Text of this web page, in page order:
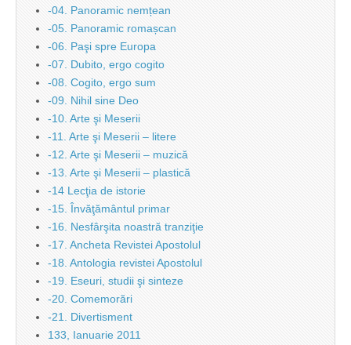
-04. Panoramic nemțean
-05. Panoramic romașcan
-06. Paşi spre Europa
-07. Dubito, ergo cogito
-08. Cogito, ergo sum
-09. Nihil sine Deo
-10. Arte şi Meserii
-11. Arte şi Meserii – litere
-12. Arte şi Meserii – muzică
-13. Arte şi Meserii – plastică
-14 Lecţia de istorie
-15. Învăţământul primar
-16. Nesfârşita noastră tranziţie
-17. Ancheta Revistei Apostolul
-18. Antologia revistei Apostolul
-19. Eseuri, studii şi sinteze
-20. Comemorări
-21. Divertisment
133, Ianuarie 2011